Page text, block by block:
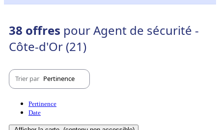
38 offres pour Agent de sécurité -
Côte-d'Or (21)
Trier par Pertinence
Pertinence
Date